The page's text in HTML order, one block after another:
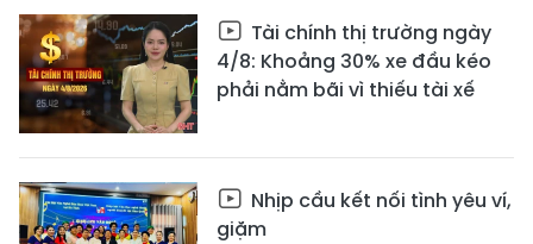
Tài chính thị trường ngày
4/8: Khoảng 30% xe đầu kéo
phải nằm bãi vì thiếu tài xế
Nhịp cầu kết nối tình yêu ví,
giặm